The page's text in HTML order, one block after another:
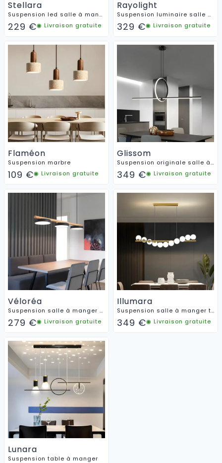
Stellara
Suspension led salle à manger
229 €◉ Livraison gratuite
Rayolight
Suspension luminaire salle à manger moderne
329 €◉ Livraison gratuite
Flaméon
Suspension marbre
109 €◉ Livraison gratuite
Glissom
Suspension originale salle à manger
349 €◉ Livraison gratuite
Véloréa
Suspension salle à manger bois
279 €◉ Livraison gratuite
Illumara
Suspension salle à manger tendance
349 €◉ Livraison gratuite
Lunara
Suspension table à manger